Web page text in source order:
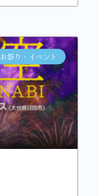
お祭り・イベント